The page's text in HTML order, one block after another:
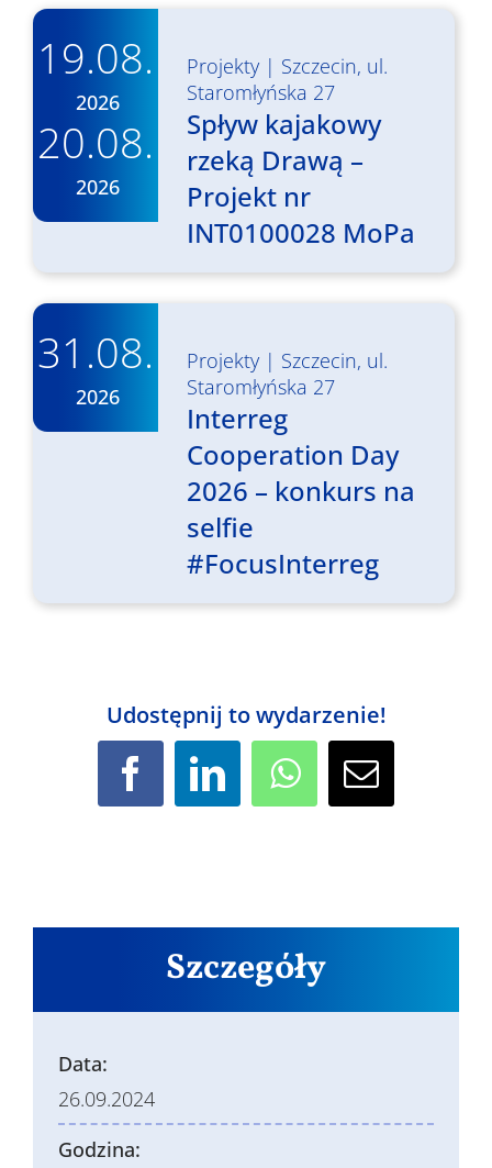
19.08.
2026
20.08.
2026
Projekty| Szczecin, ul.
Staromłyńska 27
Spływ kajakowy
rzeką Drawą –
Projekt nr
INT0100028 MoPa
31.08.
2026
Projekty| Szczecin, ul.
Staromłyńska 27
Interreg
Cooperation Day
2026 – konkurs na
selfie
#FocusInterreg
Udostępnij to wydarzenie!
LinkedIn WhatsAppEmail
Szczegóły
Data:
26.09.2024
Godzina: